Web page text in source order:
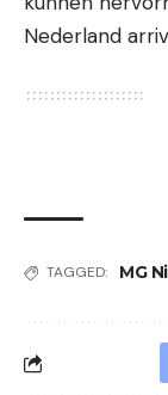
Nederland
TAGGED: MG